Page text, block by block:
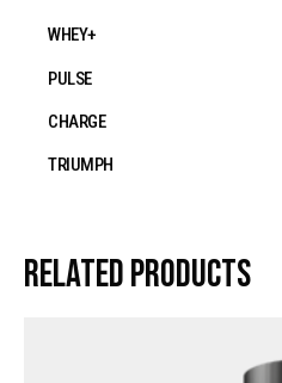
WHEY+
PULSE
CHARGE
TRIUMPH
Related products